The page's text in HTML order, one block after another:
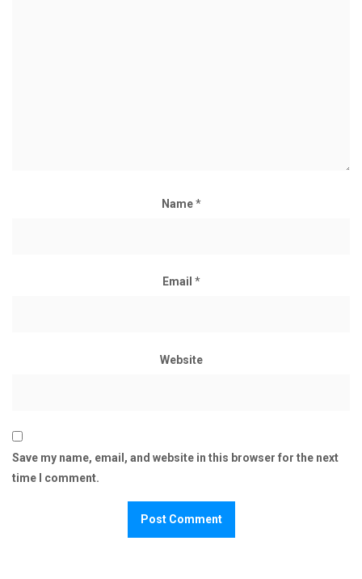
Name*
Email *
Website
Save my name, email, and website in this browser for the next
time I comment.